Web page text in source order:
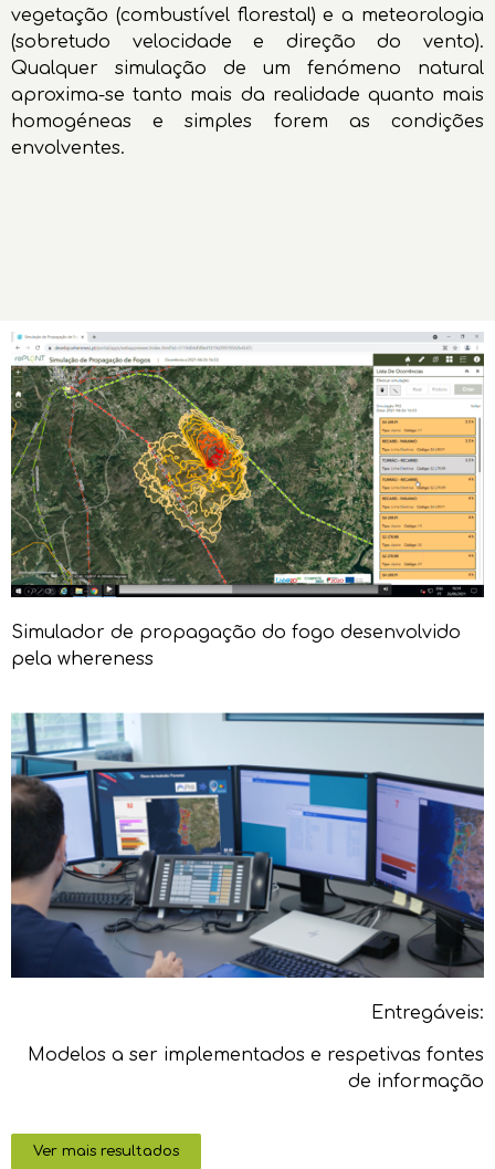
vegetação (combustível florestal) e a meteorologia
(sobretudo velocidade e direção do vento).
Qualquer simulação de um fenómeno natural
aproxima-se tanto mais da realidade quanto mais
homogéneas e simples forem as condições
envolventes.
Simulador de propagação do fogo desenvolvido
pela whereness
Entregáveis:
Modelos a ser implementados e respetivas fontes
de informação
Ver mais resultados